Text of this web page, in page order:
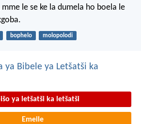
le se ke la dumela ho boela le
bophelo molopolodi
ya Bibele ya Letšatši ka
ya letšatši ka letšatši
Emeile